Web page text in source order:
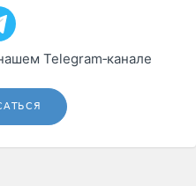
Telegram‑канале